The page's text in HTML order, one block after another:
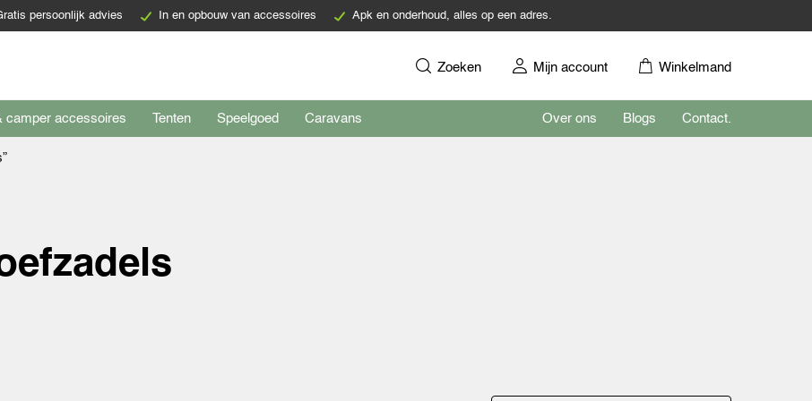
persoonlijk advies In en opbouw van accessoires Apk en onderhoud, alles op een adres.
Zoeken Mijn account Winkelmand
camper accessoires Tenten Speelgoed Caravans Over ons Blogs Contact.